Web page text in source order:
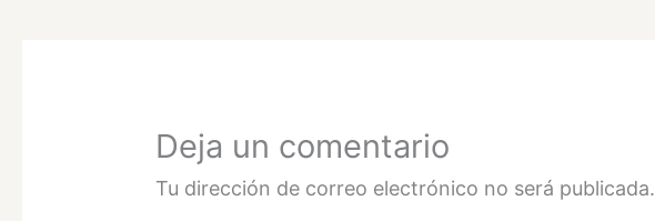
Deja un comentario
Tu dirección de correo electrónico no será publicada.